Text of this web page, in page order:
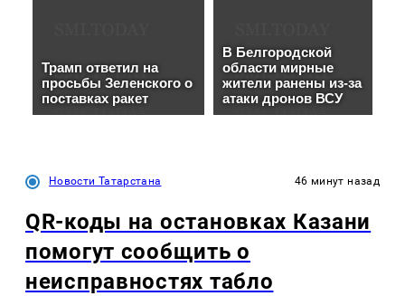
Новости Татарстана 46 минут назад
QR-коды на остановках Казани
помогут сообщить о
неисправностях табло